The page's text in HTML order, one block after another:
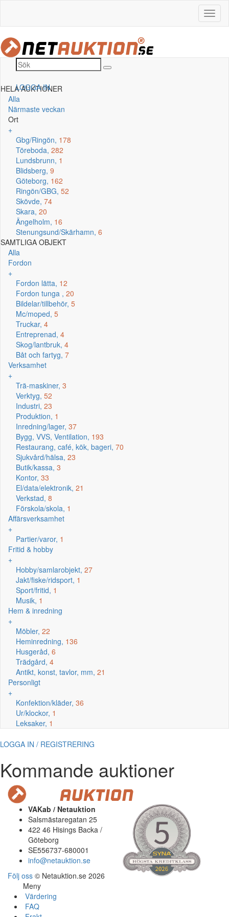
LOGGA IN
HELA AUKTIONER
Alla
Närmaste veckan
Ort
+
Gbg/Ringön, 178
Töreboda, 282
Lundsbrunn, 1
Blidsberg, 9
Göteborg, 162
Ringön/GBG, 52
Skövde, 74
Skara, 20
Ängelholm, 16
Stenungsund/Skärhamn, 6
SAMTLIGA OBJEKT
Alla
Fordon
+
Fordon lätta, 12
Fordon tunga , 20
Bildelar/tillbehör, 5
Mc/moped, 5
Truckar, 4
Entreprenad, 4
Skog/lantbruk, 4
Båt och fartyg, 7
Verksamhet
+
Trä-maskiner, 3
Verktyg, 52
Industri, 23
Produktion, 1
Inredning/lager, 37
Bygg, VVS, Ventilation, 193
Restaurang, café, kök, bageri, 70
Sjukvård/hälsa, 23
Butik/kassa, 3
Kontor, 33
El/data/elektronik, 21
Verkstad, 8
Förskola/skola, 1
Affärsverksamhet
+
Partier/varor, 1
Fritid & hobby
+
Hobby/samlarobjekt, 27
Jakt/fiske/ridsport, 1
Sport/fritid, 1
Musik, 1
Hem & inredning
+
Möbler, 22
Heminredning, 136
Husgeråd, 6
Trädgård, 4
Antikt, konst, tavlor, mm, 21
Personligt
+
Konfektion/kläder, 36
Ur/klockor, 1
Leksaker, 1
LOGGA IN / REGISTRERING
Kommande auktioner
VAKab / Netauktion
Salsmästaregatan 25
422 46 Hisings Backa /
Göteborg
SE556737-680001
info@netauktion.se
Följ oss © Netauktion.se 2026
Meny
Värdering
FAQ